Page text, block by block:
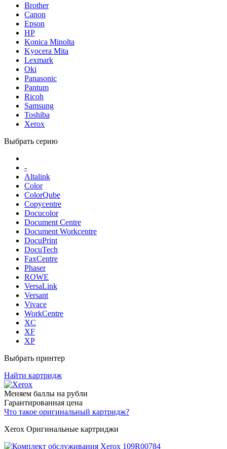
Brother
Canon
Epson
HP
Konica Minolta
Kyocera Mita
Lexmark
Oki
Panasonic
Pantum
Ricoh
Samsung
Toshiba
Xerox
Выбрать серию
-
Altalink
Color
ColorQube
Copycentre
Docucolor
Document Centre
Document Workcentre
DocuPrint
DocuTech
FaxCentre
Phaser
ROWE
VersaLink
Versant
Vivace
WorkCentre
XC
XF
XP
Выбрать принтер
Найти картридж
Меняем баллы на рубли
Гарантированная цена
Что такое оригинальный картридж?
Xerox Оригинальные картриджи